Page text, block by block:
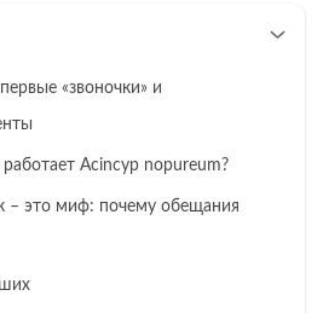
«звоночки» и
Acincyp nopureum?
– это миф: почему обещания